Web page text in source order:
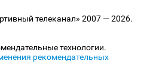
телеканал» 2007 — 2026.
технологии.
рекомендательных